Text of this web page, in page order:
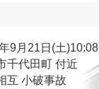
9月21日(土)10:08
千代田町 付近
互 小破事故